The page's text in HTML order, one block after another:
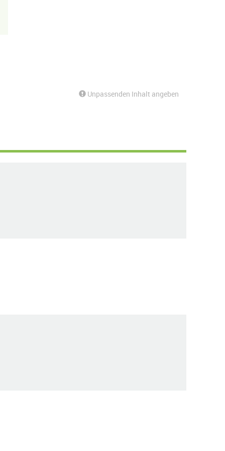
Unpassenden Inhalt angeben